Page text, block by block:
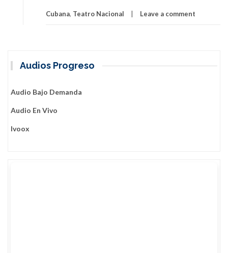
Cubana, Teatro Nacional Leave a comment
Audios Progreso
Audio Bajo Demanda
Audio En Vivo
Ivoox